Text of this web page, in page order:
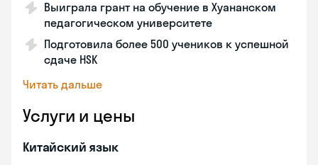
Выиграла грант на обучение в Хуананском
педагогическом университете
Подготовила более 500 учеников к успешной
сдаче HSK
Читать дальше
Услуги и цены
Китайский язык